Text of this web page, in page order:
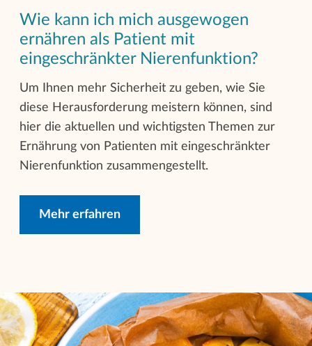
Wie kann ich mich ausgewogen
ernähren als Patient mit
eingeschränkter Nierenfunktion?
Um Ihnen mehr Sicherheit zu geben, wie Sie
diese Herausforderung meistern können, sind
hier die aktuellen und wichtigsten Themen zur
Ernährung von Patienten mit eingeschränkter
Nierenfunktion zusammengestellt.
Mehr erfahren